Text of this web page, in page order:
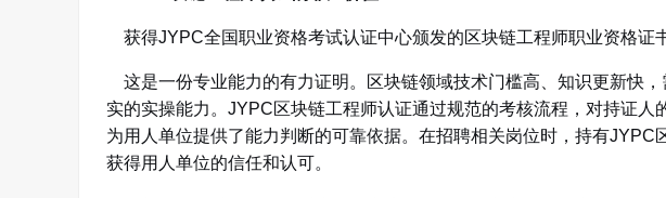
获得JYPC全国职业资格考试认证中心颁发的区块链工程师职业资格证
这是一份专业能力的有力证明。区块链领域技术门槛高、知识更新快
实的实操能力。JYPC区块链工程师认证通过规范的考核流程，对持证人
为用人单位提供了能力判断的可靠依据。在招聘相关岗位时，持有JYPC
获得用人单位的信任和认可。